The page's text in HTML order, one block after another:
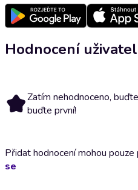
Hodnocení
Zatím nehodnoceno,
buďte první!
Přidat hodnocení mohou
se